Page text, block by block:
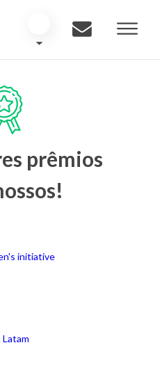
prêmios